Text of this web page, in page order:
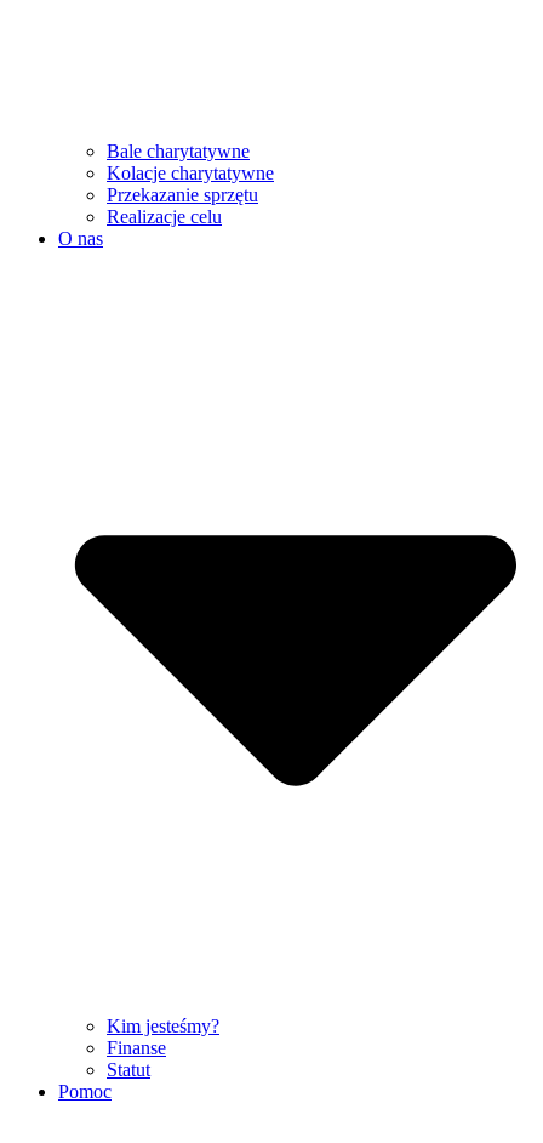
Bale charytatywne
Kolacje charytatywne
Przekazanie sprzętu
Realizacje celu
O nas
Kim jesteśmy?
Finanse
Statut
Pomoc